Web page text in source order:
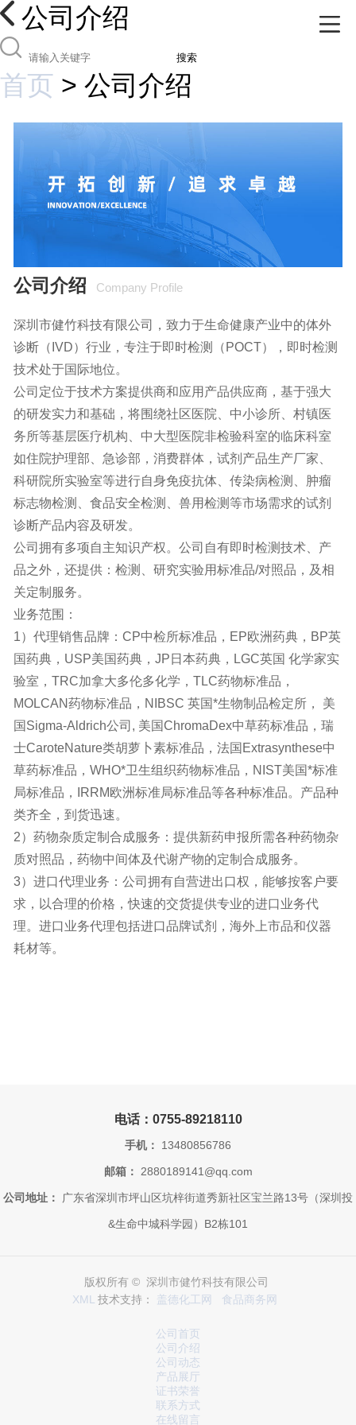
公司介绍
搜索
首页 > 公司介绍
公司介绍 Company Profile
深圳市健竹科技有限公司，致力于生命健康产业中的体外
诊断（IVD）行业，专注于即时检测（POCT），即时检测
技术处于国际地位。
公司定位于技术方案提供商和应用产品供应商，基于强大
的研发实力和基础，将围绕社区医院、中小诊所、村镇医
务所等基层医疗机构、中大型医院非检验科室的临床科室
如住院护理部、急诊部，消费群体，试剂产品生产厂家、
科研院所实验室等进行自身免疫抗体、传染病检测、肿瘤
标志物检测、食品安全检测、兽用检测等市场需求的试剂
诊断产品内容及研发。
公司拥有多项自主知识产权。公司自有即时检测技术、产
品之外，还提供：检测、研究实验用标准品/对照品，及相
关定制服务。
业务范围：
1）代理销售品牌：CP中检所标准品，EP欧洲药典，BP英
国药典，USP美国药典，JP日本药典，LGC英国 化学家实
验室，TRC加拿大多伦多化学，TLC药物标准品，
MOLCAN药物标准品，NIBSC 英国*生物制品检定所， 美
国Sigma-Aldrich公司, 美国ChromaDex中草药标准品，瑞
士CaroteNature类胡萝卜素标准品，法国Extrasynthese中
草药标准品，WHO*卫生组织药物标准品，NIST美国*标准
局标准品，IRRM欧洲标准局标准品等各种标准品。产品种
类齐全，到货迅速。
2）药物杂质定制合成服务：提供新药申报所需各种药物杂
质对照品，药物中间体及代谢产物的定制合成服务。
3）进口代理业务：公司拥有自营进出口权，能够按客户要
求，以合理的价格，快速的交货提供专业的进口业务代
理。进口业务代理包括进口品牌试剂，海外上市品和仪器
耗材等。
电话：0755-89218110
手机： 13480856786
邮箱： 2880189141@qq.com
公司地址： 广东省深圳市坪山区坑梓街道秀新社区宝兰路13号（深圳投
&生命中城科学园）B2栋101
版权所有 © 深圳市健竹科技有限公司
XML 技术支持： 盖德化工网 食品商务网
公司首页
公司介绍
公司动态
产品展厅
证书荣誉
联系方式
在线留言